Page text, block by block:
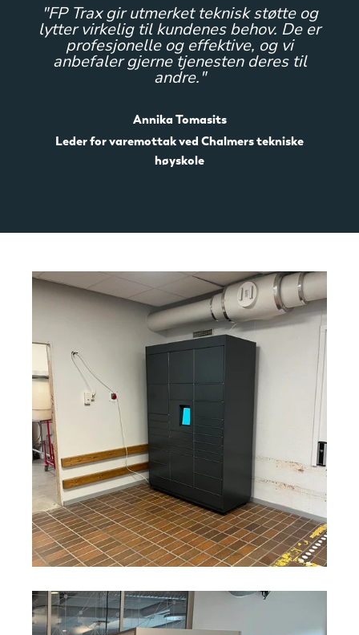
"FP Trax gir utmerket teknisk støtte og
lytter virkelig til kundenes behov. De er
profesjonelle og effektive, og vi
anbefaler gjerne tjenesten deres til
andre."
Annika Tomasits
Leder for varemottak ved Chalmers tekniske
høyskole